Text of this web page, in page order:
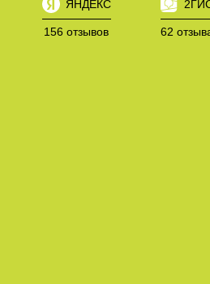
ЯНДЕКС
156 отзывов 62